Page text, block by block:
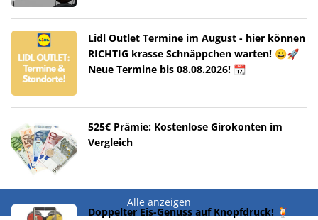
Lidl Outlet Termine im August - hier können
RICHTIG krasse Schnäppchen warten! 😀🚀
Neue Termine bis 08.08.2026! 📆
525€ Prämie: Kostenlose Girokonten im
Vergleich
Alle anzeigen
Doppelter Eis-Genuss auf Knopfdruck! 🍹